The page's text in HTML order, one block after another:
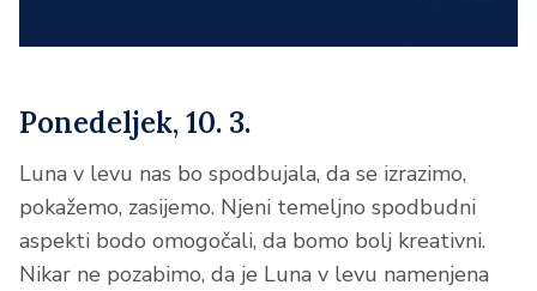
Ponedeljek, 10. 3.
Luna v levu nas bo spodbujala, da se izrazimo,
pokažemo, zasijemo. Njeni temeljno spodbudni
aspekti bodo omogočali, da bomo bolj kreativni.
Nikar ne pozabimo, da je Luna v levu namenjena